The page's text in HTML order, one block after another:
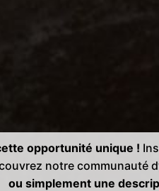
opportunité unique !
notre communauté
ou simplement une